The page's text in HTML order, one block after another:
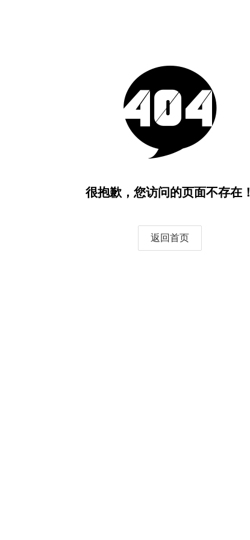
很抱歉，您访问的页面不存在！
返回首页